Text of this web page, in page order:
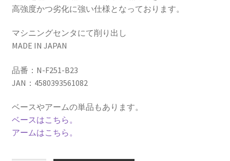
高強度かつ劣化に強い仕様となっております。
マシニングセンタにて削り出し
MADE IN JAPAN
品番：N-F251-B23
JAN：4580393561082
ベースやアームの単品もあります。
ベースはこちら。
アームはこちら。